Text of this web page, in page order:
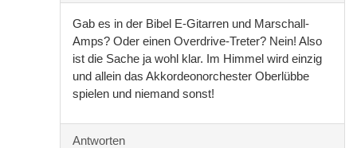
Gab es in der Bibel E-Gitarren und Marschall-
Amps? Oder einen Overdrive-Treter? Nein! Also
ist die Sache ja wohl klar. Im Himmel wird einzig
und allein das Akkordeonorchester Oberlübbe
spielen und niemand sonst!
Antworten